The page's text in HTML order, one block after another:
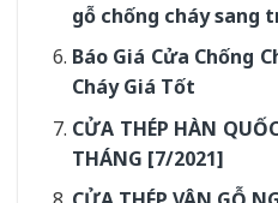
gỗ chống cháy sang
Báo Giá Cửa Chống
Cháy Giá Tốt
CỬA THÉP HÀN
THÁNG [7/2021]